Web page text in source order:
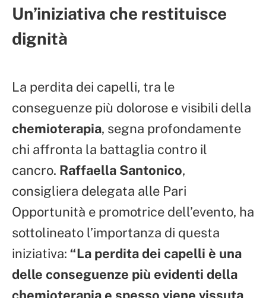
Un’iniziativa che restituisce
dignità
La perdita dei capelli, tra le
conseguenze più dolorose e visibili della
chemioterapia, segna profondamente
chi affronta la battaglia contro il
cancro. Raffaella Santonico,
consigliera delegata alle Pari
Opportunità e promotrice dell’evento, ha
sottolineato l’importanza di questa
iniziativa: “La perdita dei capelli è una
delle conseguenze più evidenti della